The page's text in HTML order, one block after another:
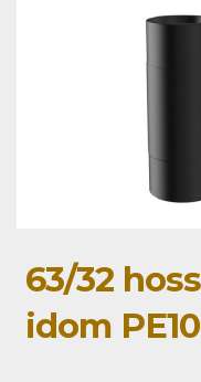
63/32
idom